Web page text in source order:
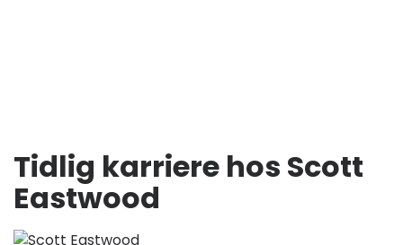
Tidlig karriere hos Scott
Eastwood